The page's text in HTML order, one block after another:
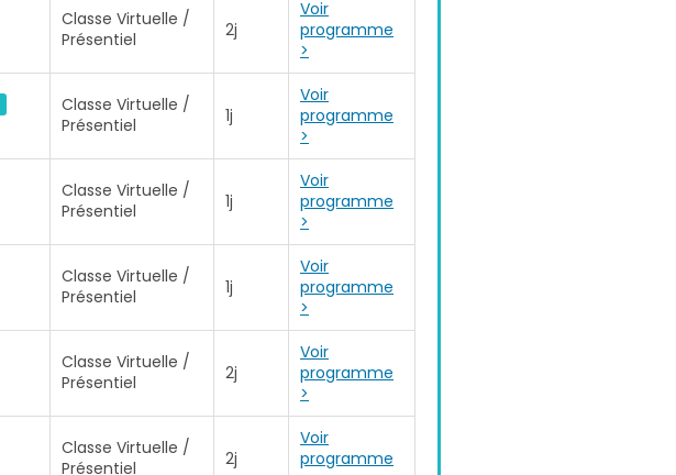
Classe Virtuelle /
Présentiel
2j
Voir
programme
>
Classe Virtuelle /
Présentiel
1j
Voir
programme
>
Classe Virtuelle /
Présentiel
1j
Voir
programme
>
Classe Virtuelle /
Présentiel
1j
Voir
programme
>
Classe Virtuelle /
Présentiel
2j
Voir
programme
>
Classe Virtuelle /
Présentiel
2j
Voir
programme